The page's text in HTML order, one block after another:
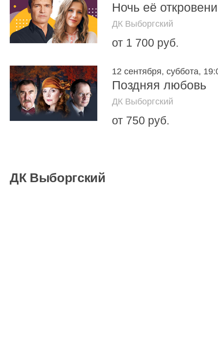
Ночь её
ДК Выборгский
от 1 700 руб.
12 сентября, суббота,
Поздняя любовь
ДК Выборгский
от 750 руб.
ДК Выборгский